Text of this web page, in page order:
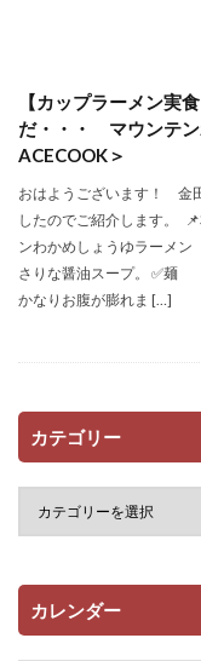
【カップラーメン実
だ・・・ マウンテ
ACECOOK＞
おはようございます！ 金
したのでご紹介します。
ンわかめしょうゆラーメ
さりな醤油スープ。 ✅麺
かなりお腹が膨れま […]
カテゴリー
カレンダー